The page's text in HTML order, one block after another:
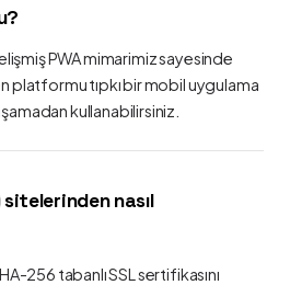
PWA mimarimiz sayesinde
platformu tıpkı bir mobil uygulama
kullanabilirsiniz.
nasıl
256 tabanlı SSL sertifikasını